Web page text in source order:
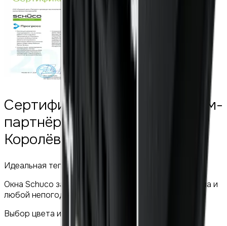
Сертифицированный премиум-
партнёр Schuco в городе
Королёв
Идеальная тепло- и звукоизоляция
Окна Schuco защитят вас от шума городского шума и
любой непогоды.
Выбор цвета и аксессуаров